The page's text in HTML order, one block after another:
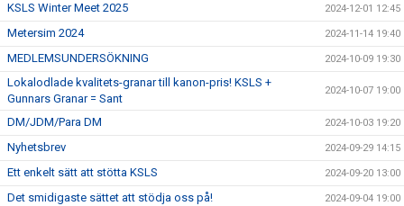
KSLS Winter Meet 2025 2024-12-01 12:45
Metersim 2024 2024-11-14 19:40
MEDLEMSUNDERSÖKNING 2024-10-09 19:30
Lokalodlade kvalitets-granar till kanon-pris! KSLS +
Gunnars Granar = Sant
2024-10-07 19:00
DM/JDM/Para DM 2024-10-03 19:20
Nyhetsbrev 2024-09-29 14:15
Ett enkelt sätt att stötta KSLS 2024-09-20 13:00
Det smidigaste sättet att stödja oss på! 2024-09-04 19:00